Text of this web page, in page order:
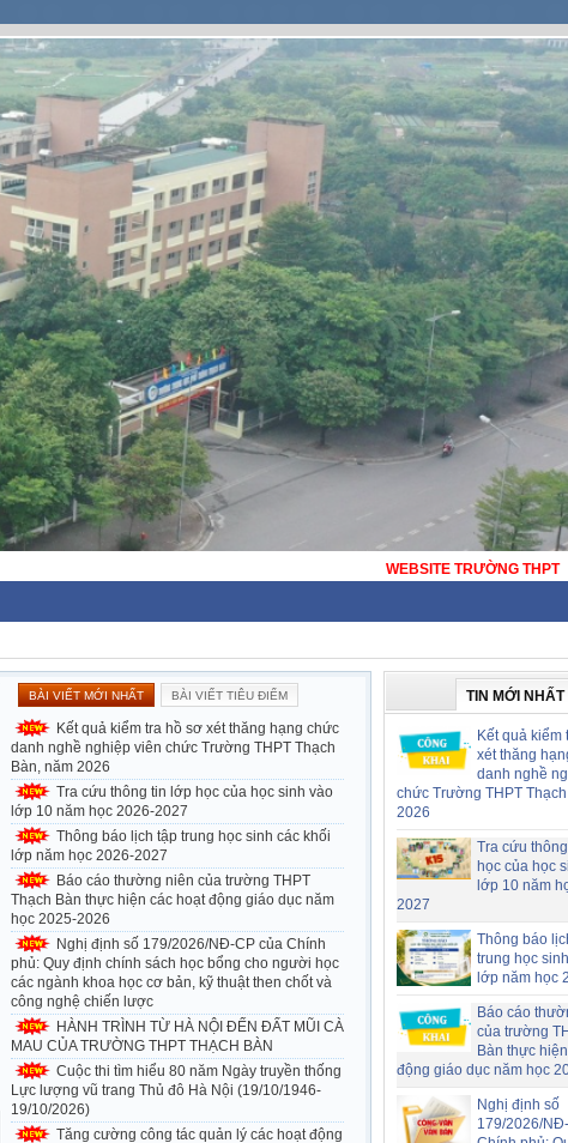
WEBSITE TRƯỜNG THPT THẠCH BÀN - HÀ
BÀI VIẾT MỚI NHẤT BÀI VIẾT TIÊU ĐIỂM
Kết quả kiểm tra hồ sơ xét thăng hạng chức
danh nghề nghiệp viên chức Trường THPT Thạch
Bàn, năm 2026
Tra cứu thông tin lớp học của học sinh vào
lớp 10 năm học 2026-2027
Thông báo lịch tập trung học sinh các khối
lớp năm học 2026-2027
Báo cáo thường niên của trường THPT
Thạch Bàn thực hiện các hoạt động giáo dục năm
học 2025-2026
Nghị định số 179/2026/NĐ-CP của Chính
phủ: Quy định chính sách học bổng cho người học
các ngành khoa học cơ bản, kỹ thuật then chốt và
công nghệ chiến lược
HÀNH TRÌNH TỪ HÀ NỘI ĐẾN ĐẤT MŨI CÀ
MAU CỦA TRƯỜNG THPT THẠCH BÀN
Cuộc thi tìm hiểu 80 năm Ngày truyền thống
Lực lượng vũ trang Thủ đô Hà Nội (19/10/1946-
19/10/2026)
Tăng cường công tác quản lý các hoạt động
TIN MỚI NHẤT
Kết quả kiểm
xét thăng
danh nghề
chức Trường THPT
2026
Tra cứu
học của học
lớp 10 năm
2027
Thông báo
trung học
lớp năm học
Báo cáo
của trường
Bàn thực
động giáo dục năm học
Nghị định số
179/2026/